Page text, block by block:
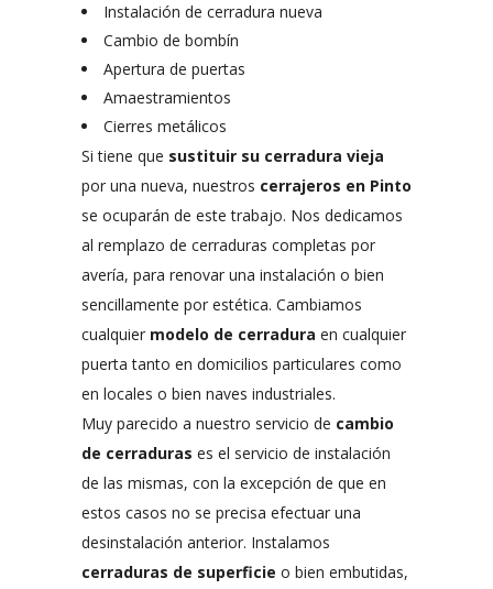
Instalación de cerradura nueva
Cambio de bombín
Apertura de puertas
Amaestramientos
Cierres metálicos
Si tiene que sustituir su cerradura vieja
por una nueva, nuestros cerrajeros en Pinto
se ocuparán de este trabajo. Nos dedicamos
al remplazo de cerraduras completas por
avería, para renovar una instalación o bien
sencillamente por estética. Cambiamos
cualquier modelo de cerradura en cualquier
puerta tanto en domicilios particulares como
en locales o bien naves industriales.
Muy parecido a nuestro servicio de cambio
de cerraduras es el servicio de instalación
de las mismas, con la excepción de que en
estos casos no se precisa efectuar una
desinstalación anterior. Instalamos
cerraduras de superficie o bien embutidas,